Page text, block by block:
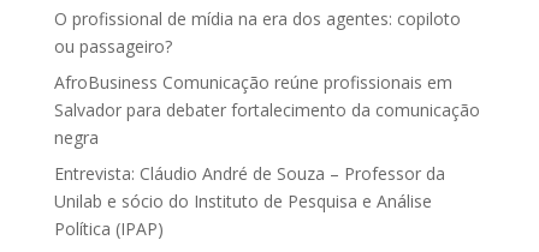
O profissional de mídia na era dos agentes: copiloto
ou passageiro?
AfroBusiness Comunicação reúne profissionais em
Salvador para debater fortalecimento da comunicação
negra
Entrevista: Cláudio André de Souza – Professor da
Unilab e sócio do Instituto de Pesquisa e Análise
Política (IPAP)